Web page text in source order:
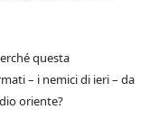
questa
– i nemici di ieri – da
oriente?